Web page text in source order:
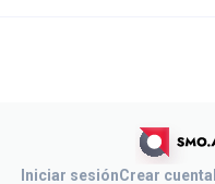
Iniciar sesiónCrear cuenta